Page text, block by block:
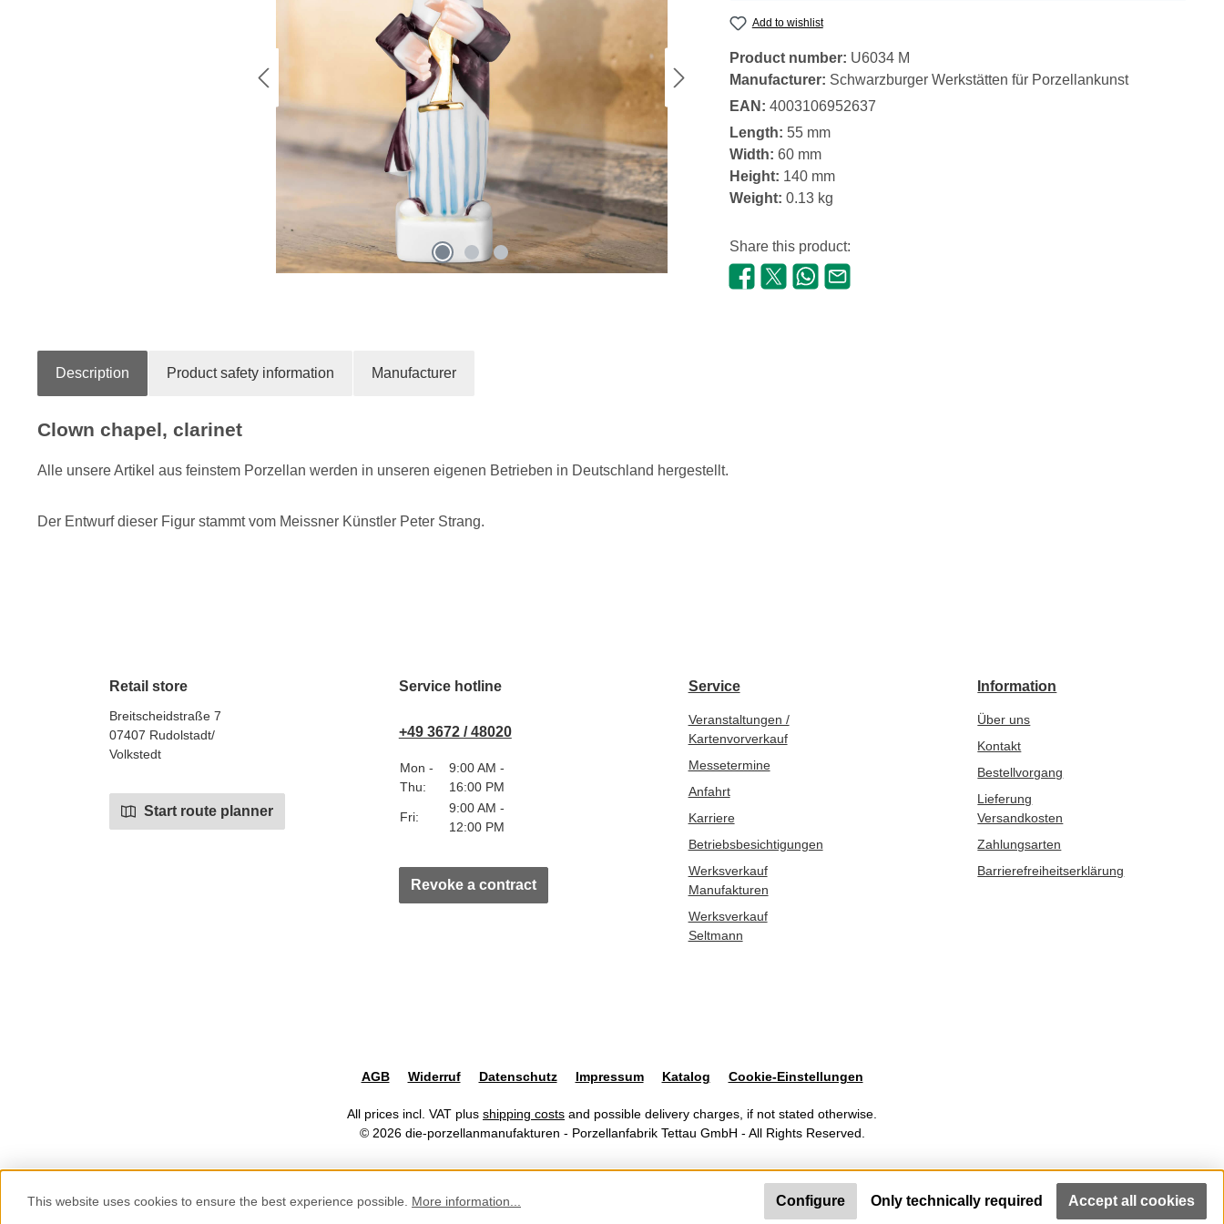
Add to wishlist
Product number: U6034 M
Manufacturer: Schwarzburger Werkstätten für Porzellankunst
EAN: 4003106952637
Length: 55 mm
Width: 60 mm
Height: 140 mm
Weight: 0.13 kg
Share this product:
Description Product safety information Manufacturer
Clown chapel, clarinet
Alle unsere Artikel aus feinstem Porzellan werden in unseren eigenen Betrieben in Deutschland hergestellt.
Der Entwurf dieser Figur stammt vom Meissner Künstler Peter Strang.
Retail store
Breitscheidstraße 7
07407 Rudolstadt/
Volkstedt
Start route planner
Service hotline
+49 3672 / 48020
Mon -
Thu:
9:00 AM -
16:00 PM
Fri:
9:00 AM -
12:00 PM
Revoke a contract
Service
Veranstaltungen /
Kartenvorverkauf
Messetermine
Anfahrt
Karriere
Betriebsbesichtigungen
Werksverkauf
Manufakturen
Werksverkauf
Seltmann
Information
Über uns
Kontakt
Bestellvorgang
Lieferung
Versandkosten
Zahlungsarten
Barrierefreiheitserklärung
AGB Widerruf Datenschutz Impressum Katalog Cookie-Einstellungen
All prices incl. VAT plus shipping costs and possible delivery charges, if not stated otherwise.
© 2026 die-porzellanmanufakturen - Porzellanfabrik Tettau GmbH - All Rights Reserved.
This website uses cookies to ensure the best experience possible. More information... Only technically required
Configure Accept all cookies